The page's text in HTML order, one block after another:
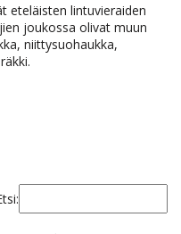
eteläisten lintuvieraiden
joukossa olivat muun
niittysuohaukka,